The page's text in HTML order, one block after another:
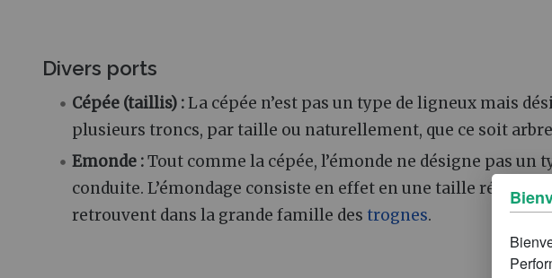
Divers ports
Cépée (taillis) :La cépée n’est pas un type de ligneux mais
plusieurs troncs, par taille ou naturellement, que ce soit
Emonde :Tout comme la cépée, l’émonde ne désigne pas un
conduite. L’émondage consiste en effet en une taille
retrouvent dans la grande famille des trognes.